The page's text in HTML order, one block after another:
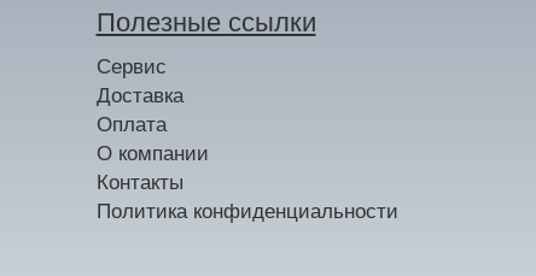
Полезные ссылки
Сервис
Доставка
Оплата
О компании
Контакты
Политика конфиденциальности